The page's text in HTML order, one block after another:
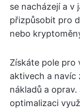
se nacházejí a v
přizpůsobit pro
nebo
Získáte pole pro
aktivech a navíc
nákladů a
optimalizaci